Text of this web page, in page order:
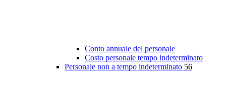
Conto annuale del personale
Costo personale tempo indeterminato
Personale non a tempo indeterminato 56